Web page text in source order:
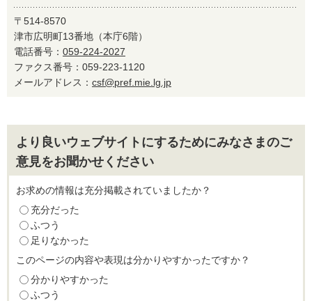
〒514-8570
津市広明町13番地（本庁6階）
電話番号： 059-224-2027
ファクス番号：059-223-1120
メールアドレス： csf@pref.mie.lg.jp
より良いウェブサイトにするためにみなさまのご
意見をお聞かせください
お求めの情報は充分掲載されていましたか？
充分だった
ふつう
足りなかった
このページの内容や表現は分かりやすかったですか？
分かりやすかった
ふつう